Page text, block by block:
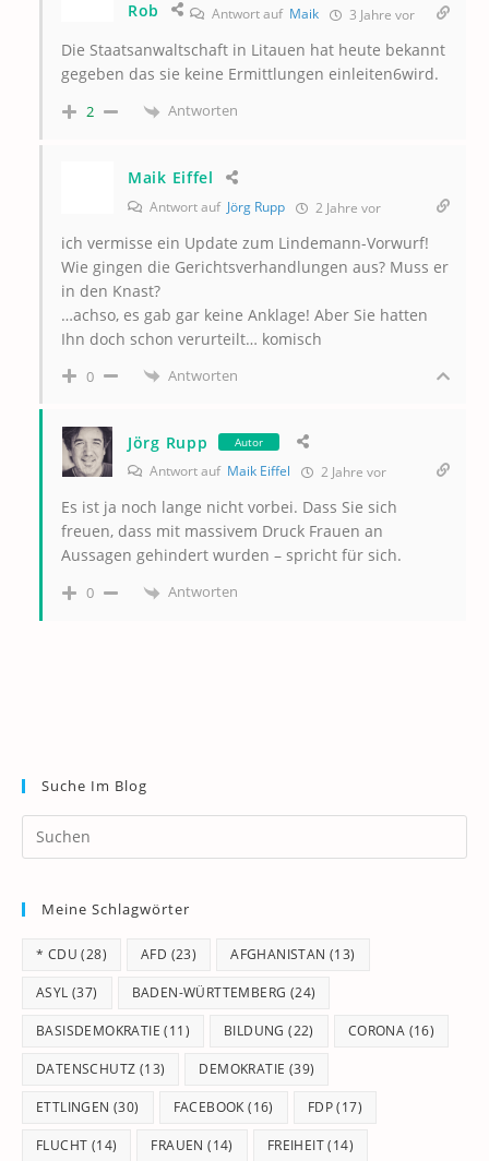
Rob Antwort auf Maik 3 Jahre vor
Die Staatsanwaltschaft in Litauen hat heute bekannt
gegeben das sie keine Ermittlungen einleiten6wird.
2 Antworten
Maik Eiffel
Antwort auf Jörg Rupp 2 Jahre vor
ich vermisse ein Update zum Lindemann-Vorwurf!
Wie gingen die Gerichtsverhandlungen aus? Muss er
in den Knast?
…achso, es gab gar keine Anklage! Aber Sie hatten
Ihn doch schon verurteilt… komisch
0 Antworten
Jörg Rupp Autor
Antwort auf Maik Eiffel 2 Jahre vor
Es ist ja noch lange nicht vorbei. Dass Sie sich
freuen, dass mit massivem Druck Frauen an
Aussagen gehindert wurden – spricht für sich.
0 Antworten
Suche Im Blog
Meine Schlagwörter
* CDU (28) AFD (23) AFGHANISTAN (13)
ASYL (37) BADEN-WÜRTTEMBERG (24)
BASISDEMOKRATIE (11) BILDUNG (22) CORONA (16)
DATENSCHUTZ (13) DEMOKRATIE (39)
ETTLINGEN (30) FACEBOOK (16) FDP(17)
FLUCHT (14) FRAUEN (14) FREIHEIT(14)